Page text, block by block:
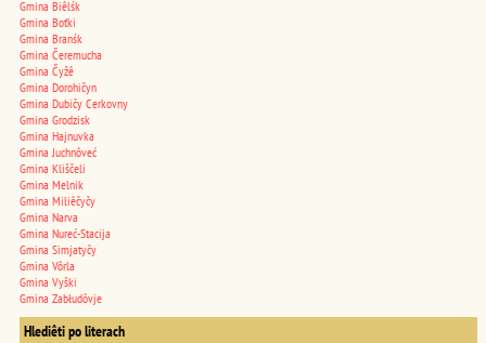
Gmina Biêlśk
Gmina Boťki
Gmina Branśk
Gmina Čeremucha
Gmina Čyžê
Gmina Dorohičyn
Gmina Dubičy Cerkovny
Gmina Grodzisk
Gmina Hajnuvka
Gmina Juchnôveć
Gmina Kliščeli
Gmina Melnik
Gmina Miliêčyčy
Gmina Narva
Gmina Nureć-Stacija
Gmina Simjatyčy
Gmina Vôrla
Gmina Vyški
Gmina Zabłudôvje
Hlediêti po literach